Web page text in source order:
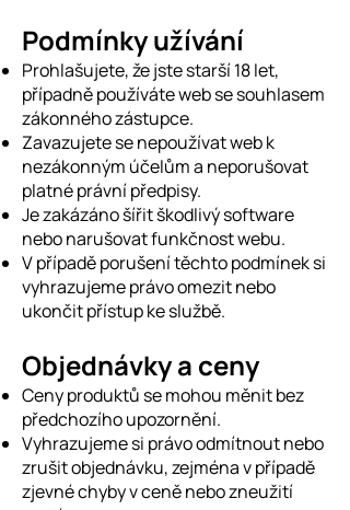
Podmínky užívání
Prohlašujete, že jste starší 18 let,
případně používáte web se souhlasem
zákonného zástupce.
Zavazujete se nepoužívat web k
nezákonným účelům a neporušovat
platné právní předpisy.
Je zakázáno šířit škodlivý software
nebo narušovat funkčnost webu.
V případě porušení těchto podmínek si
vyhrazujeme právo omezit nebo
ukončit přístup ke službě.
Objednávky a ceny
Ceny produktů se mohou měnit bez
předchozího upozornění.
Vyhrazujeme si právo odmítnout nebo
zrušit objednávku, zejména v případě
zjevné chyby v ceně nebo zneužití